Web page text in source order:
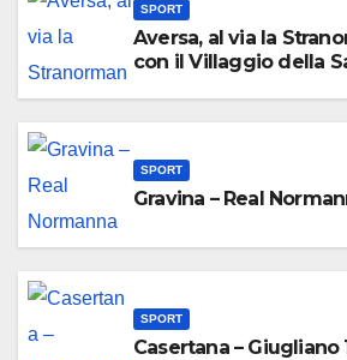
SPORT
Aversa, al via la
con il Villaggio della
SPORT
Gravina – Real
SPORT
Casertana – Giugliano